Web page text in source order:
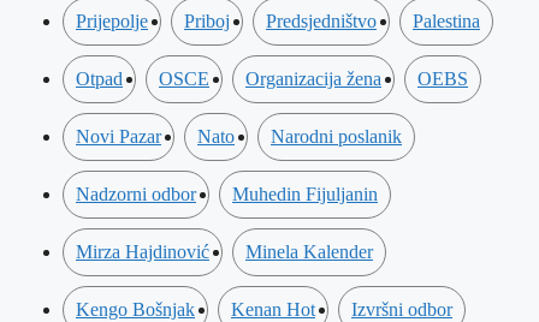
Prijepolje Priboj Predsjedništvo Palestina
Otpad OSCE Organizacija žena OEBS
Novi Pazar Nato Narodni poslanik
Nadzorni odbor Muhedin Fijuljanin
Mirza Hajdinović Minela Kalender
Kengo Bošnjak Kenan Hot Izvršni odbor